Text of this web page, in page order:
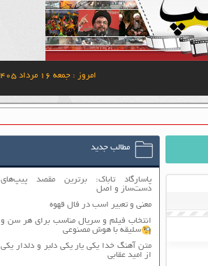
امروز : جمعه ۱۶ مرداد ۱۴۰۵
مطالب جدید
پاسارگاد تاباک: برترین مقصد پیپ‌های
دست‌ساز و اصل
معنی و تعبیر اسب در فال قهوه
انتخاب فیلم و سریال مناسب برای هر سن و
سلیقه با هوش مصنوعی
متن آهنگ خدا یکی یار یکی دلبر و دلدار یکی
از امید عقابی